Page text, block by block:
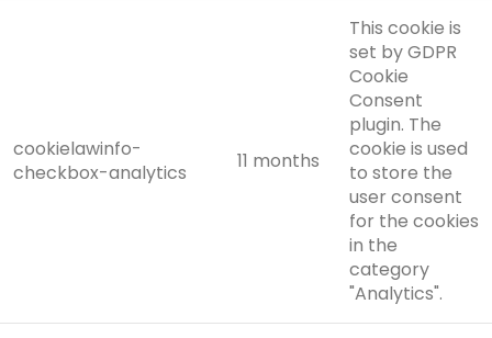
cookielawinfo-
checkbox-analytics
11 months
This cookie is
set by GDPR
Cookie
Consent
plugin. The
cookie is used
to store the
user consent
for the cookies
in the
category
"Analytics".